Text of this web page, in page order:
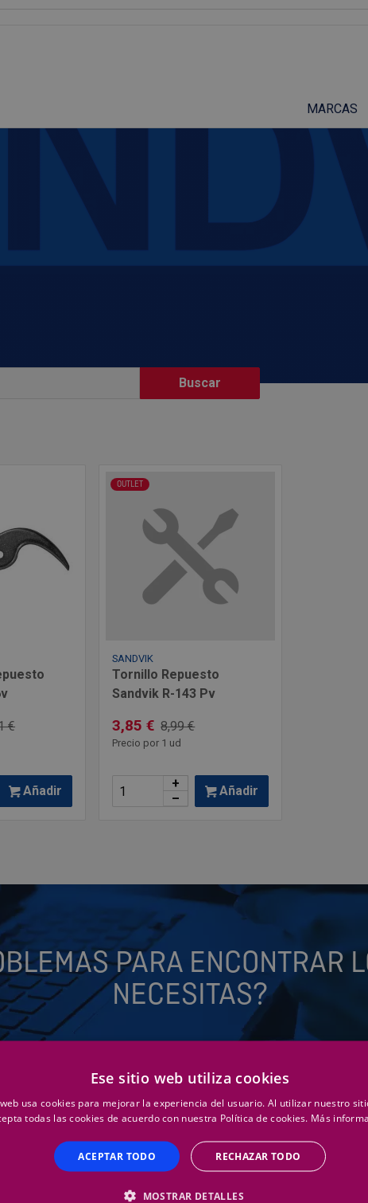
MARCAS
€
Añadir
OUTLET
SANDVIK
Tornillo Repuesto
Sandvik R-143 Pv
3,85 € 8,99 €
Precio por 1 ud
+
–
Añadir
PARA ENCONTRAR
NECESITAS?
algún error ortográfico. Si continuas sin tener resultados, puedes
Ese sitio web utiliza cookies
usa cookies para mejorar la experiencia del usuario. Al utilizar nuestro
todas las cookies de acuerdo con nuestra Política de cookies. Más
ACEPTAR TODO RECHAZAR TODO
MOSTRAR DETALLES